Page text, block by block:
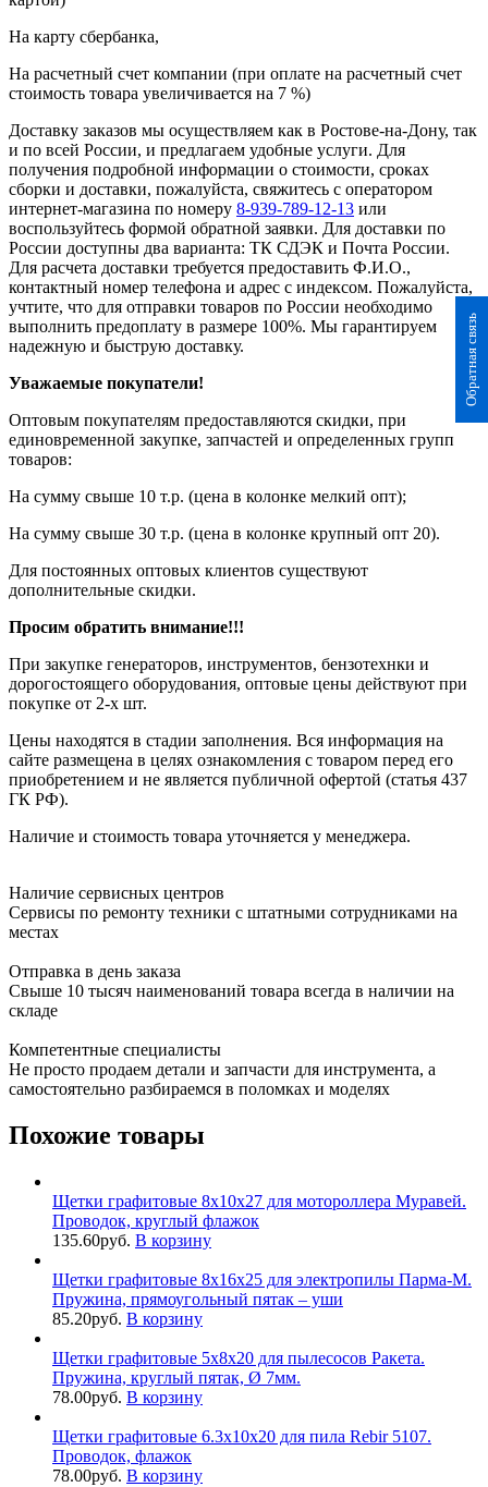
Обратная связь
На карту сбербанка,
На расчетный счет компании (при оплате на расчетный счет
стоимость товара увеличивается на 7 %)
Доставку заказов мы осуществляем как в Ростове-на-Дону, так
и по всей России, и предлагаем удобные услуги. Для
получения подробной информации о стоимости, сроках
сборки и доставки, пожалуйста, свяжитесь с оператором
интернет-магазина по номеру 8-939-789-12-13 или
воспользуйтесь формой обратной заявки. Для доставки по
России доступны два варианта: ТК СДЭК и Почта России.
Для расчета доставки требуется предоставить Ф.И.О.,
контактный номер телефона и адрес с индексом. Пожалуйста,
учтите, что для отправки товаров по России необходимо
выполнить предоплату в размере 100%. Мы гарантируем
надежную и быструю доставку.
Уважаемые покупатели!
Оптовым покупателям предоставляются скидки, при
единовременной закупке, запчастей и определенных групп
товаров:
На сумму свыше 10 т.р. (цена в колонке мелкий опт);
На сумму свыше 30 т.р. (цена в колонке крупный опт 20).
Для постоянных оптовых клиентов существуют
дополнительные скидки.
Просим обратить внимание!!!
При закупке генераторов, инструментов, бензотехнки и
дорогостоящего оборудования, оптовые цены действуют при
покупке от 2-х шт.
Цены находятся в стадии заполнения. Вся информация на
сайте размещена в целях ознакомления с товаром перед его
приобретением и не является публичной офертой (статья 437
ГК РФ).
Наличие и стоимость товара уточняется у менеджера.
Наличие сервисных центров
Сервисы по ремонту техники с штатными сотрудниками на
местах
Отправка в день заказа
Свыше 10 тысяч наименований товара всегда в наличии на
складе
Компетентные специалисты
Не просто продаем детали и запчасти для инструмента, а
самостоятельно разбираемся в поломках и моделях
Похожие товары
Щетки графитовые 8х10х27 для мотороллера Муравей.
Проводок, круглый флажок
135.60руб. В корзину
Щетки графитовые 8х16х25 для электропилы Парма-М.
Пружина, прямоугольный пятак – уши
85.20руб. В корзину
Щетки графитовые 5х8х20 для пылесосов Ракета.
Пружина, круглый пятак, Ø 7мм.
78.00руб. В корзину
Щетки графитовые 6.3х10х20 для пила Rebir 5107.
Проводок, флажок
78.00руб. В корзину